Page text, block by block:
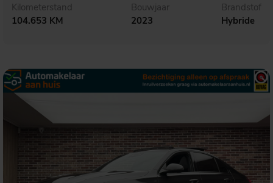
Kilometerstand
104.653 KM
Bouwjaar
2023
Brandstof
Hybride